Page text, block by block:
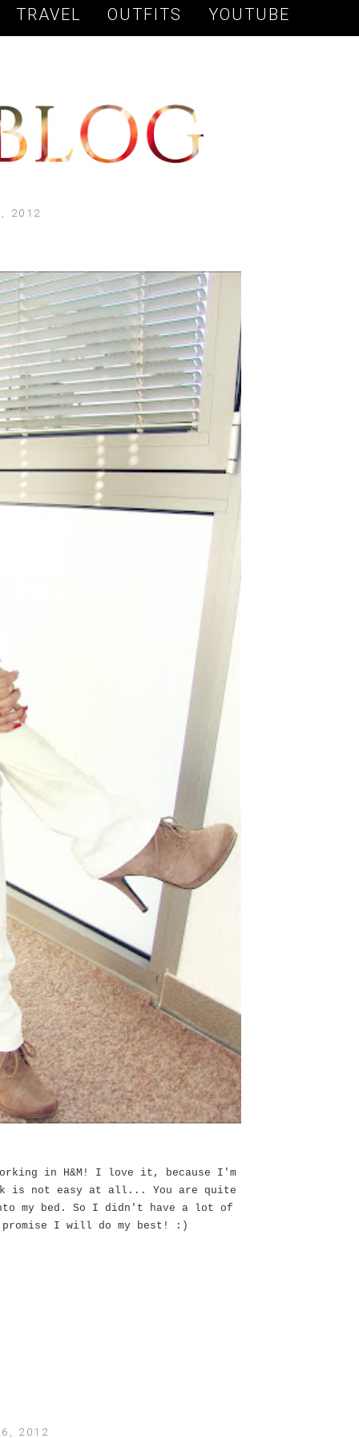
TRAVEL OUTFITS YOUTUBE
2012
in H&M! I love it, because I'm
is not easy at all... You are quite
my bed. So I didn't have a lot of
I will do my best! :)
2012